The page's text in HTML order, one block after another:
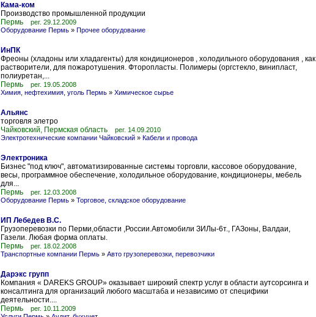
Кама-ком
Производство промышленной продукции
Пермь
рег. 29.12.2009
Оборудование Пермь » Прочее оборудование
ИнПК
Фреоны (хладоны или хладагенты) для кондиционеров , холодильного оборудования , как
растворители, для пожаротушения. Фторопласты. Полимеры (оргстекло, винипласт,
полиуретан,...
Пермь
рег. 19.05.2008
Химия, нефтехимия, уголь Пермь » Химическое сырье
Альянс
торговля элетро
Чайковский, Пермская область
рег. 14.09.2010
Электротехнические компании Чайковский » Кабели и провода
Электроника
Бизнес "под ключ", автоматизированные системы торговли, кассовое оборудование,
весы, программное обеспечение, холодильное оборудование, кондиционеры, мебель
для...
Пермь
рег. 12.03.2008
Оборудование Пермь » Торговое, складское оборудование
ИП Лебедев В.С.
Грузоперевозки по Перми,области ,России.Автомобили ЗИЛы-6т., ГАЗоны, Валдаи,
Газели. Любая форма оплаты.
Пермь
рег. 18.02.2008
Транспортные компании Пермь » Авто грузоперевозки, перевозчики
Дарэкс групп
Компания « DAREKS GROUP» оказывает широкий спектр услуг в области аутсорсинга и
консалтинга для организаций любого масштаба и независимо от специфики
деятельности....
Пермь
рег. 10.11.2009